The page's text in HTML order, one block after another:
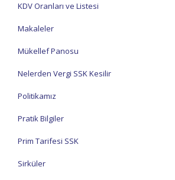
KDV Oranları ve Listesi
Makaleler
Mükellef Panosu
Nelerden Vergi SSK Kesilir
Politikamız
Pratik Bilgiler
Prim Tarifesi SSK
Sirküler